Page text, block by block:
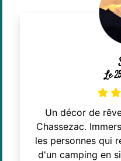
Le
Un décor de
Chassezac.
les personnes qui
d'un camping en